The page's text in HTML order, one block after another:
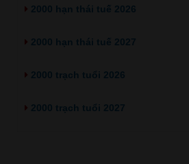
2000 hạn thái tuế 2026
2000 hạn thái tuế 2027
2000 trạch tuổi 2026
2000 trạch tuổi 2027